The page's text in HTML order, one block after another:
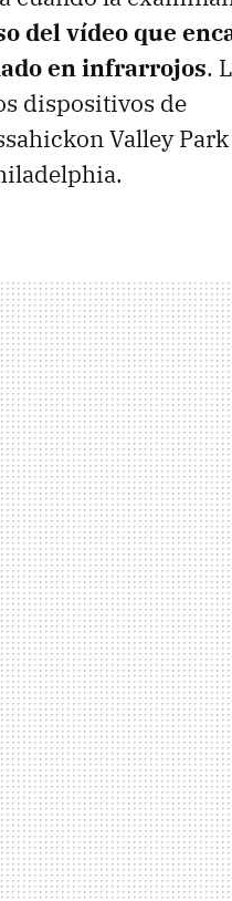
del vídeo que
en infrarrojos.
dispositivos de
Valley